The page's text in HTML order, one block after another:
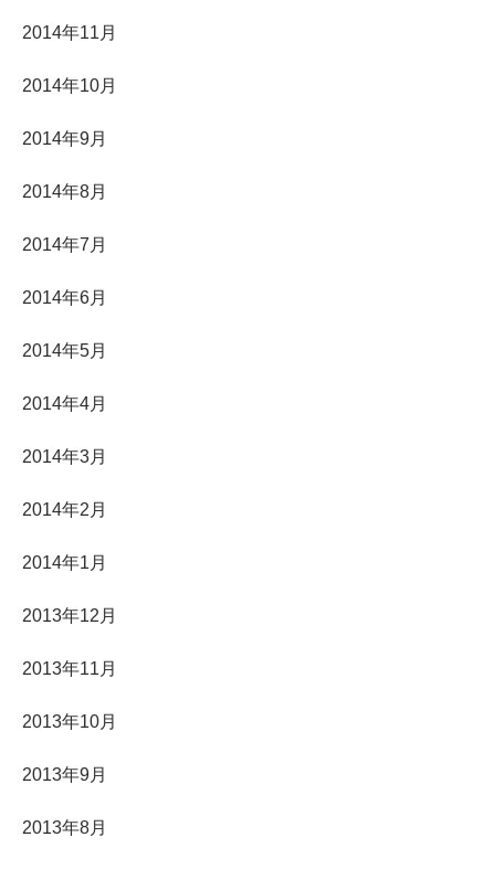
2014年11月
2014年10月
2014年9月
2014年8月
2014年7月
2014年6月
2014年5月
2014年4月
2014年3月
2014年2月
2014年1月
2013年12月
2013年11月
2013年10月
2013年9月
2013年8月